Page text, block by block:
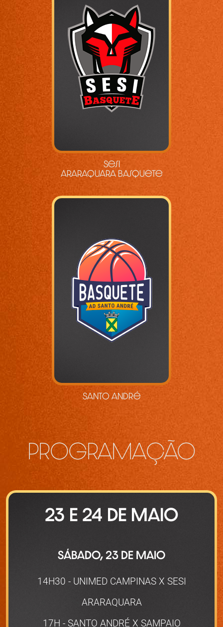
Sesi
Araraquara Basquete
Santo André
PROGRAMAÇÃO
23 E 24 DE MAIO
SÁBADO, 23 DE MAIO
14H30 - UNIMED CAMPINAS X SESI
ARARAQUARA
17H - SANTO ANDRÉ X SAMPAIO